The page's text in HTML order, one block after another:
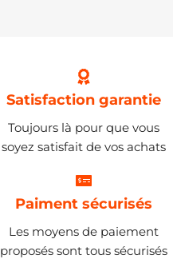
Satisfaction garantie
Toujours là pour que vous
soyez satisfait de vos achats
Paiment sécurisés
Les moyens de paiement
proposés sont tous sécurisés